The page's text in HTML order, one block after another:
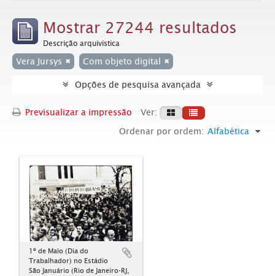
Mostrar 27244 resultados
Descrição arquivística
Vera Jursys Com objeto digital
Opções de pesquisa avançada
Previsualizar a impressão
Ver:
Ordenar por ordem: Alfabética
1º de Maio (Dia do
Trabalhador) no Estádio
São Januário (Rio de Janeiro-RJ,